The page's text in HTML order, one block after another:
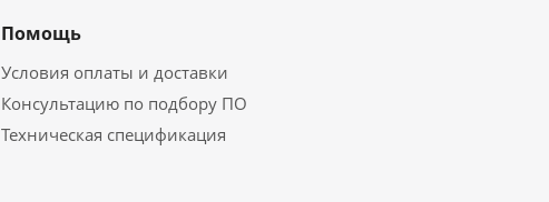
Помощь
Условия оплаты и доставки
Консультацию по подбору ПО
Техническая спецификация